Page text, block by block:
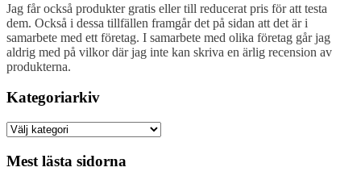
Jag får också produkter gratis eller till reducerat pris för att testa
dem. Också i dessa tillfällen framgår det på sidan att det är i
samarbete med ett företag. I samarbete med olika företag går jag
aldrig med på vilkor där jag inte kan skriva en ärlig recension av
produkterna.
Kategoriarkiv
Kategoriarkiv
Mest lästa sidorna